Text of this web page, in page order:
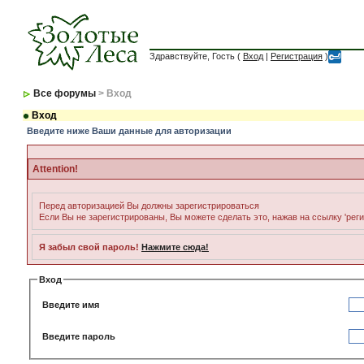
Здравствуйте, Гость ( Вход | Регистрация )
Все форумы > Вход
Вход
Введите ниже Ваши данные для авторизации
Attention!
Перед авторизацией Вы должны зарегистрироваться
Если Вы не зарегистрированы, Вы можете сделать это, нажав на ссылку
Я забыл свой пароль! Нажмите сюда!
Вход
Введите имя
Введите пароль